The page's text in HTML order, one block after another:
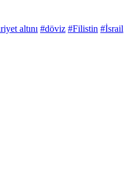
altını #döviz #Filistin #İsrail